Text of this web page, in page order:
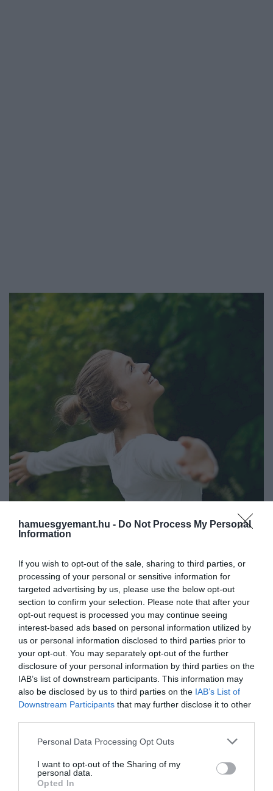
hamuesgyemant.hu - Do Not Process My Personal
Information
If you wish to opt-out of the sale, sharing to third parties, or
processing of your personal or sensitive information for
targeted advertising by us, please use the below opt-out
section to confirm your selection. Please note that after your
opt-out request is processed you may continue seeing
interest-based ads based on personal information utilized by
us or personal information disclosed to third parties prior to
your opt-out. You may separately opt-out of the further
disclosure of your personal information by third parties on the
IAB’s list of downstream participants. This information may
also be disclosed by us to third parties on the IAB’s List of
Downstream Participants that may further disclose it to other
Please note that this website/app uses one or more Google
not limited to your visit or usage behaviour. You may click to
grant or deny consent to Google and its third-party tags to
Personal Data Processing Opt Outs
I want to opt-out of the Sharing of my
personal data.
Opted In
vonala, amely segít megóvni minket a
betegségektől, vírusoktól és
baktériumoktól. Ha gyenge, könnyebben
megbetegszünk, ha viszont erős,
hatékonyan ellenállunk a fertőzéseknek.
Bár a modern orvostudomány számos
eszközt kínál az egészség megőrzésére,
érdemes…
2025. MÁRCIUS 19. ● HAMU ÉS GYÉMÁNT
Természetes immunerősítők,
amelyeket érdemes kipróbálni
(x)
HAMU ÉS GYÉMÁNT